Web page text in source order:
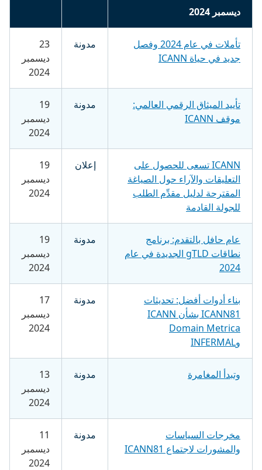
ديسمبر 2024
تأملات في عام 2024 وفصل
جديد في حياة ICANN
مدونة
23
ديسمبر
2024
تأييد الميثاق الرقمي العالمي:
موقف ICANN
مدونة
19
ديسمبر
2024
ICANN تسعى للحصول على
التعليقات والآراء حول الصياغة
المقترحة لدليل مقدِّم الطلب
للجولة القادمة
إعلان
19
ديسمبر
2024
عام حافل بالتقدم: برنامج
نطاقات gTLD الجديدة في عام
2024
مدونة
19
ديسمبر
2024
بناء أدوات أفضل: تحديثات
ICANN81 بشأن ICANN
Domain Metrica
مدونة
17
ديسمبر
2024
وتبدأ المغامرة مدونة
13
ديسمبر
2024
مخرجات السياسات
والمشورات لاجتماع ICANN81
مدونة
11
ديسمبر
2024